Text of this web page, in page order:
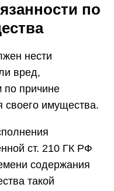
по
нести
вред,
по причине
имущества.
ст. 210 ГК РФ
содержания
такой